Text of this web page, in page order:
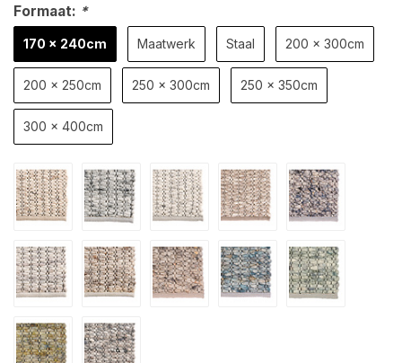
Formaat: *
170 x 240cm Maatwerk Staal 200 x 300cm
200 x 250cm 250 x 300cm 250 x 350cm
300 x 400cm